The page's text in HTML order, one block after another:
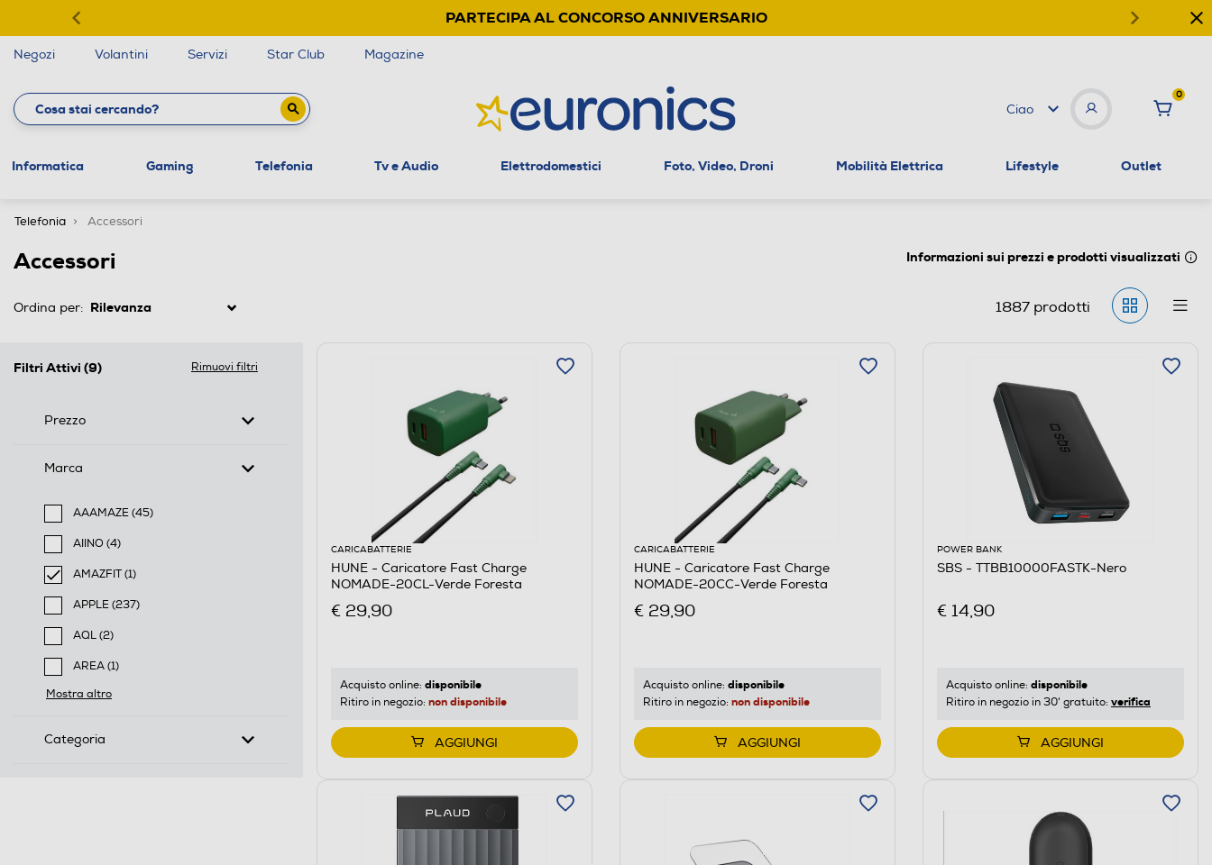
PARTECIPA AL CONCORSO ANNIVERSARIO
Negozi Volantini Servizi Star Club Magazine
Ciao
0
Informatica Gaming Telefonia Tv e Audio Elettrodomestici Foto, Video, Droni Mobilità Elettrica Lifestyle Outlet
Telefonia Accessori
Accessori Informazioni sui prezzi e prodotti visualizzati
Ordina per: 1887prodotti
Filtri Attivi (9) Rimuovi filtri
Prezzo
Marca
AAAMAZE (45)
Filtra per Marca: AAAMAZE
AIINO (4)
Filtra per Marca: AIINO
AMAZFIT (1)
selected Filtro applicato per Marca: AMAZFIT
APPLE (237)
Filtra per Marca: APPLE
AQL (2)
Filtra per Marca: AQL
AREA (1)
Filtra per Marca: AREA
Mostra altro
Categoria
CARICABATTERIE
HUNE - Caricatore Fast Charge
NOMADE-20CL-Verde Foresta
€ 29,90
Acquisto online: disponibile
Ritiro in negozio: non disponibile
AGGIUNGI
CARICABATTERIE
HUNE - Caricatore Fast Charge
NOMADE-20CC-Verde Foresta
€ 29,90
Acquisto online: disponibile
Ritiro in negozio: non disponibile
AGGIUNGI
POWER BANK
SBS - TTBB10000FASTK-Nero
€ 14,90
Acquisto online: disponibile
Ritiro in negozio in 30' gratuito: verifica
AGGIUNGI